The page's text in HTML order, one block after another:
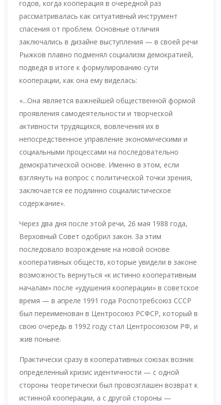
годов, когда кооперация в очередной раз
рассматривалась как ситуативный инструмент
спасения от проблем. Основные отличия
заключались в дизайне выступления — в своей речи
Рыжков плавно подменял социализм демократией,
подведя в итоге к формулированию сути
кооперации, как она ему виделась:
«...Она является важнейшей общественной формой
проявления самодеятельности и творческой
активности трудящихся, вовлечения их в
непосредственное управление экономическими и
социальными процессами на последовательно
демократической основе. Именно в этом, если
взглянуть на вопрос с политической точки зрения,
заключается ее подлинно социалистическое
содержание».
Через два дня после этой речи, 26 мая 1988 года,
Верховный Совет одобрил закон. За этим
последовало возрождение на новой основе
кооперативных обществ, которые увидели в законе
возможность вернуться «к истинно кооперативным
началам» после «удушения кооперации» в советское
время — в апреле 1991 года Роспотребсоюз СССР
был переименован в Центросоюз РСФСР, который в
свою очередь в 1992 году стал Центросоюзом РФ, и
жив поныне.
Практически сразу в кооперативных союзах возник
определенный кризис идентичности — с одной
стороны теоретически был провозглашен возврат к
истинной кооперации, а с другой стороны —